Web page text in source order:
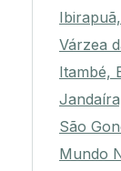
Várzea
Itambé,
São
Mundo